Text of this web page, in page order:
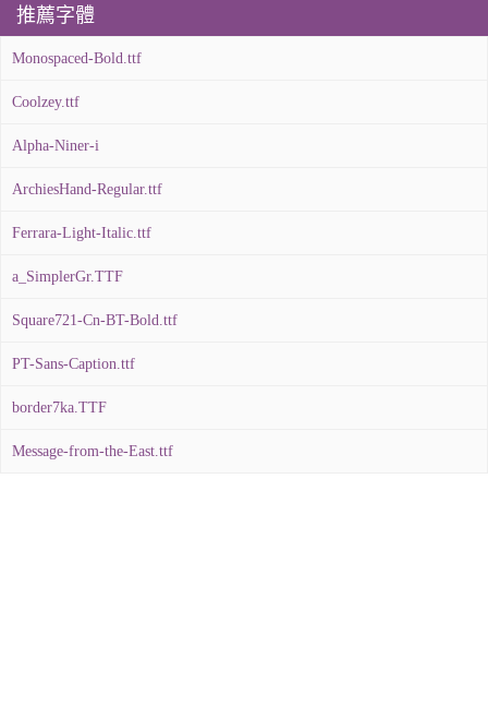
推薦字體
Monospaced-Bold.ttf
Coolzey.ttf
Alpha-Niner-i
ArchiesHand-Regular.ttf
Ferrara-Light-Italic.ttf
a_SimplerGr.TTF
Square721-Cn-BT-Bold.ttf
PT-Sans-Caption.ttf
border7ka.TTF
Message-from-the-East.ttf